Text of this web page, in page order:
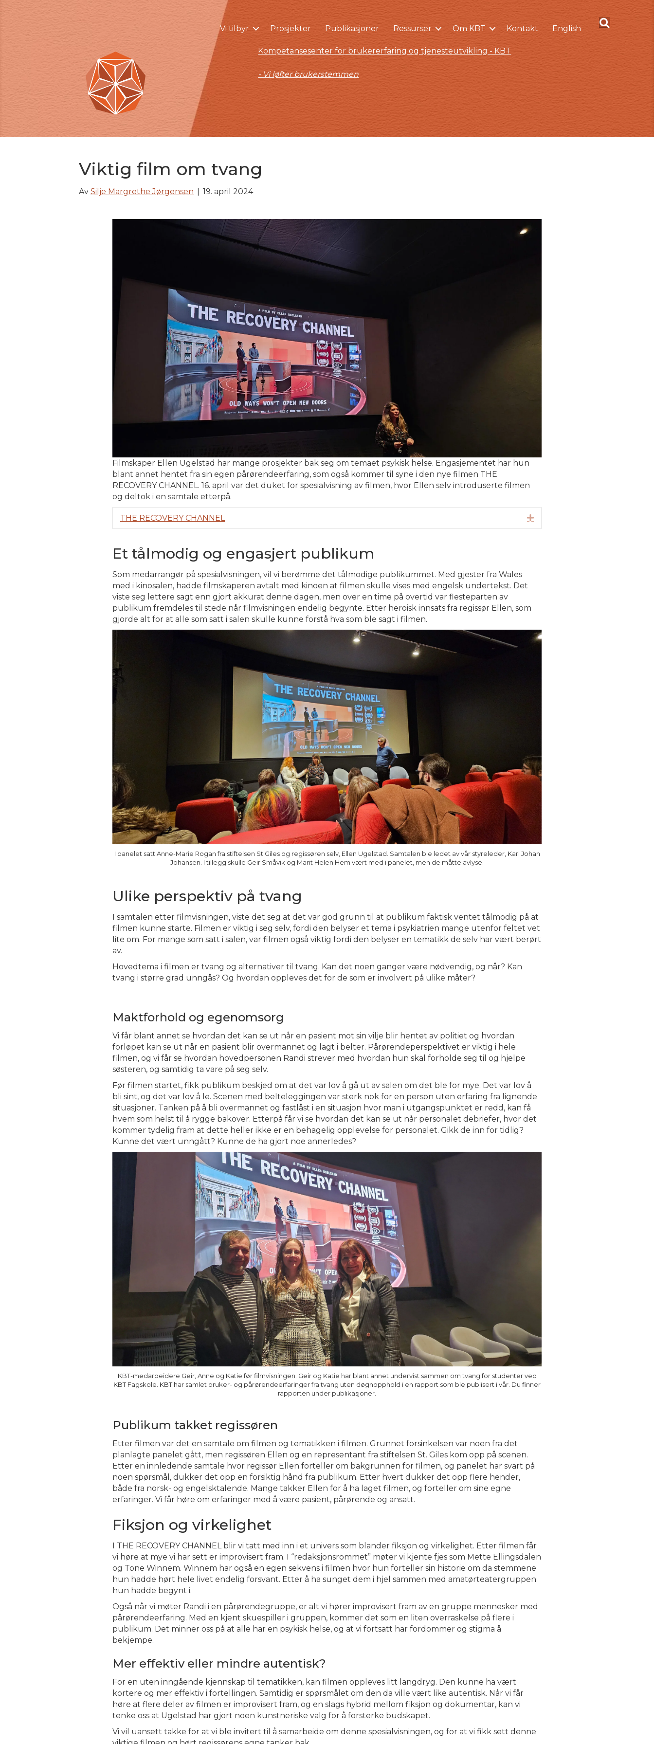
Vi tilbyr Prosjekter Publikasjoner Ressurser Om KBT Kontakt English
Kompetansesenter for brukererfaring og tjenesteutvikling - KBT
- Vi løfter brukerstemmen
Viktig film om tvang
Av Silje Margrethe Jørgensen 19. april 2024
Filmskaper Ellen Ugelstad har mange prosjekter bak seg om temaet psykisk helse. Engasjementet har hun
blant annet hentet fra sin egen pårørendeerfaring, som også kommer til syne i den nye filmen THE
RECOVERY CHANNEL. 16. april var det duket for spesialvisning av filmen, hvor Ellen selv introduserte filmen
og deltok i en samtale etterpå.
THE RECOVERY CHANNEL Utvid
Et tålmodig og engasjert publikum
Som medarrangør på spesialvisningen, vil vi berømme det tålmodige publikummet. Med gjester fra Wales
med i kinosalen, hadde filmskaperen avtalt med kinoen at filmen skulle vises med engelsk undertekst. Det
viste seg lettere sagt enn gjort akkurat denne dagen, men over en time på overtid var flesteparten av
publikum fremdeles til stede når filmvisningen endelig begynte. Etter heroisk innsats fra regissør Ellen, som
gjorde alt for at alle som satt i salen skulle kunne forstå hva som ble sagt i filmen.
I panelet satt Anne-Marie Rogan fra stiftelsen St Giles og regissøren selv, Ellen Ugelstad. Samtalen ble ledet av vår styreleder, Karl Johan
Johansen. I tillegg skulle Geir Småvik og Marit Helen Hem vært med i panelet, men de måtte avlyse.
Ulike perspektiv på tvang
I samtalen etter filmvisningen, viste det seg at det var god grunn til at publikum faktisk ventet tålmodig på at
filmen kunne starte. Filmen er viktig i seg selv, fordi den belyser et tema i psykiatrien mange utenfor feltet vet
lite om. For mange som satt i salen, var filmen også viktig fordi den belyser en tematikk de selv har vært berørt
av.
Hovedtema i filmen er tvang og alternativer til tvang. Kan det noen ganger være nødvendig, og når? Kan
tvang i større grad unngås? Og hvordan oppleves det for de som er involvert på ulike måter?
Maktforhold og egenomsorg
Vi får blant annet se hvordan det kan se ut når en pasient mot sin vilje blir hentet av politiet og hvordan
forløpet kan se ut når en pasient blir overmannet og lagt i belter. Pårørendeperspektivet er viktig i hele
filmen, og vi får se hvordan hovedpersonen Randi strever med hvordan hun skal forholde seg til og hjelpe
søsteren, og samtidig ta vare på seg selv.
Før filmen startet, fikk publikum beskjed om at det var lov å gå ut av salen om det ble for mye. Det var lov å
bli sint, og det var lov å le. Scenen med belteleggingen var sterk nok for en person uten erfaring fra lignende
situasjoner. Tanken på å bli overmannet og fastlåst i en situasjon hvor man i utgangspunktet er redd, kan få
hvem som helst til å rygge bakover. Etterpå får vi se hvordan det kan se ut når personalet debriefer, hvor det
kommer tydelig fram at dette heller ikke er en behagelig opplevelse for personalet. Gikk de inn for tidlig?
Kunne det vært unngått? Kunne de ha gjort noe annerledes?
KBT-medarbeidere Geir, Anne og Katie før filmvisningen. Geir og Katie har blant annet undervist sammen om tvang for studenter ved
KBT Fagskole. KBT har samlet bruker- og pårørendeerfaringer fra tvang uten døgnopphold i en rapport som ble publisert i vår. Du finner
rapporten under publikasjoner.
Publikum takket regissøren
Etter filmen var det en samtale om filmen og tematikken i filmen. Grunnet forsinkelsen var noen fra det
planlagte panelet gått, men regissøren Ellen og en representant fra stiftelsen St. Giles kom opp på scenen.
Etter en innledende samtale hvor regissør Ellen forteller om bakgrunnen for filmen, og panelet har svart på
noen spørsmål, dukker det opp en forsiktig hånd fra publikum. Etter hvert dukker det opp flere hender,
både fra norsk- og engelsktalende. Mange takker Ellen for å ha laget filmen, og forteller om sine egne
erfaringer. Vi får høre om erfaringer med å være pasient, pårørende og ansatt.
Fiksjon og virkelighet
I THE RECOVERY CHANNEL blir vi tatt med inn i et univers som blander fiksjon og virkelighet. Etter filmen får
vi høre at mye vi har sett er improvisert fram. I “redaksjonsrommet” møter vi kjente fjes som Mette Ellingsdalen
og Tone Winnem. Winnem har også en egen sekvens i filmen hvor hun forteller sin historie om da stemmene
hun hadde hørt hele livet endelig forsvant. Etter å ha sunget dem i hjel sammen med amatørteatergruppen
hun hadde begynt i.
Også når vi møter Randi i en pårørendegruppe, er alt vi hører improvisert fram av en gruppe mennesker med
pårørendeerfaring. Med en kjent skuespiller i gruppen, kommer det som en liten overraskelse på flere i
publikum. Det minner oss på at alle har en psykisk helse, og at vi fortsatt har fordommer og stigma å
bekjempe.
Mer effektiv eller mindre autentisk?
For en uten inngående kjennskap til tematikken, kan filmen oppleves litt langdryg. Den kunne ha vært
kortere og mer effektiv i fortellingen. Samtidig er spørsmålet om den da ville vært like autentisk. Når vi får
høre at flere deler av filmen er improvisert fram, og en slags hybrid mellom fiksjon og dokumentar, kan vi
tenke oss at Ugelstad har gjort noen kunstneriske valg for å forsterke budskapet.
Vi vil uansett takke for at vi ble invitert til å samarbeide om denne spesialvisningen, og for at vi fikk sett denne